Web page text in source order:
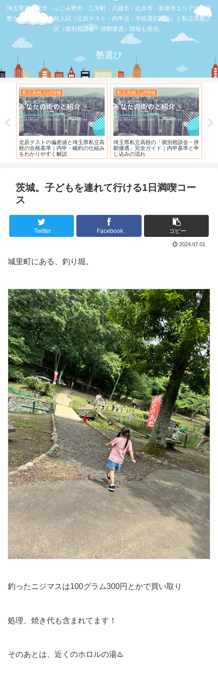
埼玉県富士見市・ふじみ野市・三芳町・川越市・志木市・新座市エリアの学習
塾を比較。公立高校入試（北辰テスト・内申点・学校選択問題）と私立高校入
試（個別相談会・併願優遇）情報も発信。
塾選び
別相談会・併
内申基準と申
お店の覆面取材
【スシロー三芳店】リニューアルさ
れている！！！
お店の覆面取材
【三芳】フーコット
茨城。子どもを連れて行ける1日満喫コー
ス
Twitter Facebook コピー
2024.07.01
城里町にある、釣り堀。
釣ったニジマスは100グラム300円とかで買い取り
処理、焼き代も含まれてます！
そのあとは、近くのホロルの湯♨️